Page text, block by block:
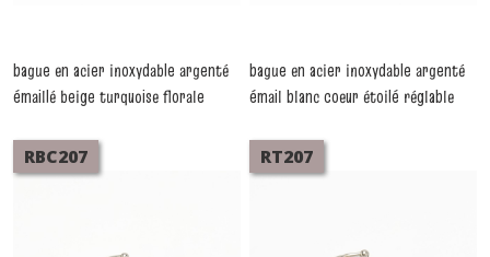
bague en acier inoxydable argenté
émaillé beige turquoise florale
bague en acier inoxydable argenté
émail blanc coeur étoilé réglable
RBC207 RT207